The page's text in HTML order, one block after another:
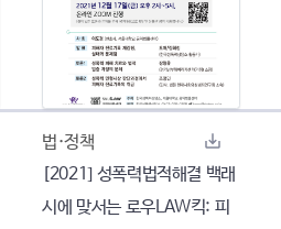
법·정책
[2021] 성폭력법적해결 백래
시에 맞서는 로우LAW킥: 피